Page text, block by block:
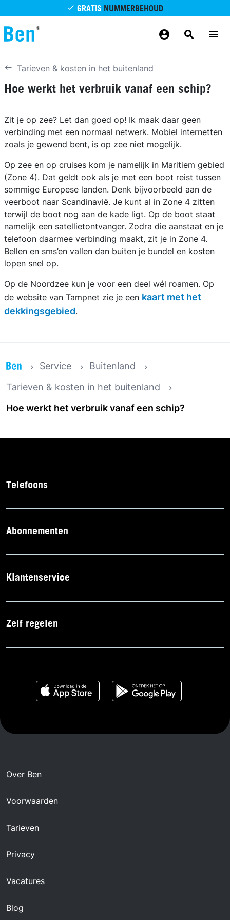
Overslaan en naar de inhoud gaan
GRATIS NUMMERBEHOUD
Tarieven & kosten in het buitenland
Hoe werkt het verbruik vanaf een schip?
Zit je op zee? Let dan goed op! Ik maak daar geen
verbinding met een normaal netwerk. Mobiel internetten
zoals je gewend bent, is op zee niet mogelijk.
Op zee en op cruises kom je namelijk in Maritiem gebied
(Zone 4). Dat geldt ook als je met een boot reist tussen
sommige Europese landen. Denk bijvoorbeeld aan de
veerboot naar Scandinavië. Je kunt al in Zone 4 zitten
terwijl de boot nog aan de kade ligt. Op de boot staat
namelijk een satellietontvanger. Zodra die aanstaat en je
telefoon daarmee verbinding maakt, zit je in Zone 4.
Bellen en sms’en vallen dan buiten je bundel en kosten
lopen snel op.
Op de Noordzee kun je voor een deel wél roamen. Op
de website van Tampnet zie je een kaart met het
dekkingsgebied.
Service
Buitenland
Tarieven & kosten in het buitenland
Hoe werkt het verbruik vanaf een schip?
Telefoons
Abonnementen
Klantenservice
Zelf regelen
Over Ben
Voorwaarden
Tarieven
Privacy
Vacatures
Blog